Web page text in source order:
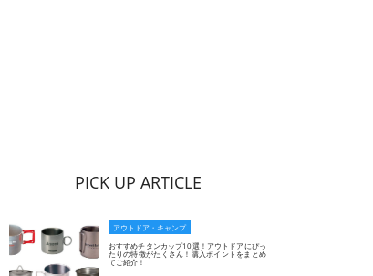
PICK UP ARTICLE
アウトドア・キャンプ
おすすめチタンカップ10選！アウトドアにぴっ
たりの特徴がたくさん！購入ポイントをまとめ
てご紹介！